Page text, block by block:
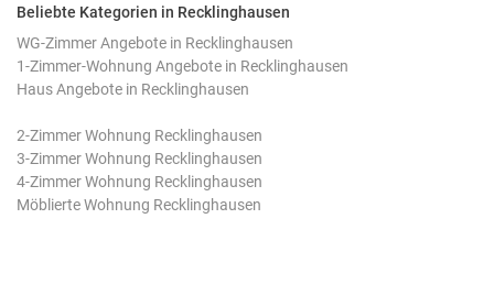
Beliebte Kategorien in Recklinghausen
WG-Zimmer Angebote in Recklinghausen
1-Zimmer-Wohnung Angebote in Recklinghausen
Haus Angebote in Recklinghausen
2-Zimmer Wohnung Recklinghausen
3-Zimmer Wohnung Recklinghausen
4-Zimmer Wohnung Recklinghausen
Möblierte Wohnung Recklinghausen